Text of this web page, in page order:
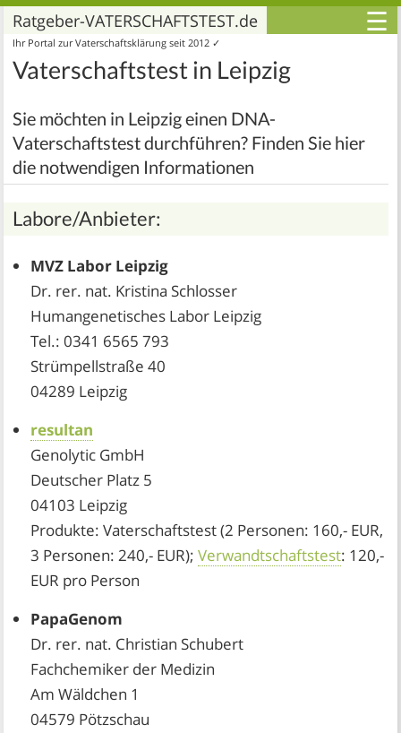
Ratgeber-VATERSCHAFTSTEST.de
Ihr Portal zur Vaterschaftsklärung seit 2012 ✓
☰
Vaterschaftstest in Leipzig
Sie möchten in Leipzig einen DNA-
Vaterschaftstest durchführen? Finden Sie hier
die notwendigen Informationen
Labore/Anbieter:
MVZ Labor Leipzig
Dr. rer. nat. Kristina Schlosser
Humangenetisches Labor Leipzig
Tel.: 0341 6565 793
Strümpellstraße 40
04289 Leipzig
resultan
Genolytic GmbH
Deutscher Platz 5
04103 Leipzig
Produkte: Vaterschaftstest (2 Personen: 160,- EUR,
3 Personen: 240,- EUR);Verwandtschaftstest: 120,-
EUR pro Person
PapaGenom
Dr. rer. nat. Christian Schubert
Fachchemiker der Medizin
Am Wäldchen 1
04579 Pötzschau